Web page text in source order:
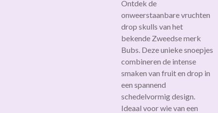
Ontdek de
onweerstaanbare vruchten
drop skulls van het
bekende Zweedse merk
Bubs. Deze unieke snoepjes
combineren de intense
smaken van fruit en drop in
een spannend
schedelvormig design.
Ideaal voor wie van een